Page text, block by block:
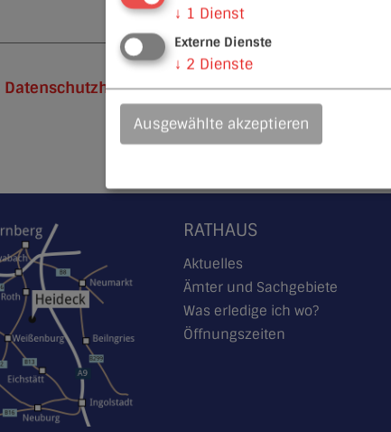
Datenschutzhinweise gelesenund bin damit
RATHAUS
Aktuelles
Ämter und Sachgebiete
Was erledige ich wo?
Öffnungszeiten
↓ 1 Dienst
Externe Dienste
↓ 2 Dienste
Ausgewählte akzeptieren